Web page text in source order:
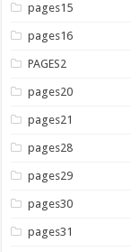
pages15
pages16
PAGES2
pages20
pages21
pages28
pages29
pages30
pages31